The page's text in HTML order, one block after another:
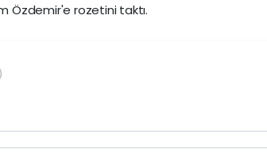
Özdemir'e rozetini taktı.